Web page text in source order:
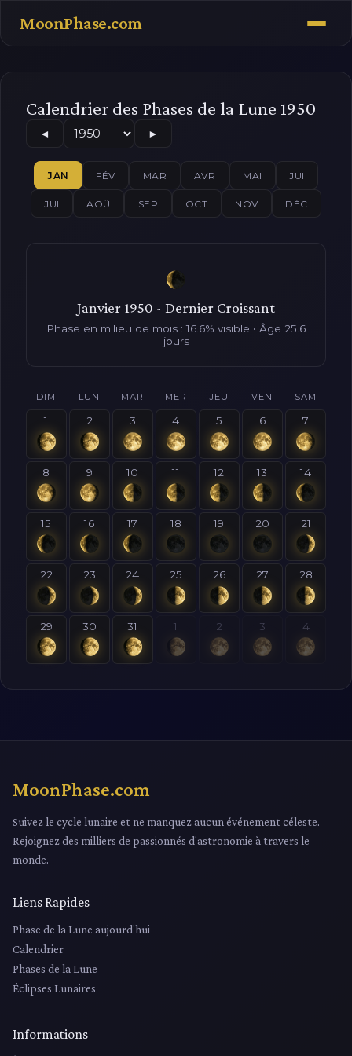
MoonPhase.com
Calendrier des Phases de la Lune 1950
◄ ►
JAN FÉV MAR AVR MAI JUI
JUI AOÛ SEP OCT NOV DÉC
Janvier 1950 - Dernier Croissant
Phase en milieu de mois : 16.6% visible • Âge 25.6
jours
DIM LUN MAR MER JEU VEN SAM
1 2 3 4 5 6 7
8 9 10 11 12 13 14
15 16 17 18 19 20 21
22 23 24 25 26 27 28
29 30 31 1 2 3 4
MoonPhase.com
Suivez le cycle lunaire et ne manquez aucun événement céleste.
Rejoignez des milliers de passionnés d'astronomie à travers le
monde.
Liens Rapides
Phase de la Lune aujourd'hui
Calendrier
Phases de la Lune
Éclipses Lunaires
Informations